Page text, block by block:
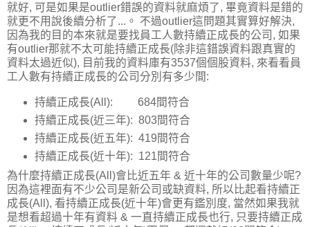
就好, 可是如果是outlier錯誤的資料就麻煩了, 畢竟資料是錯的
就更不用說後續分析了...。 不過outlier這問題其實算好解決,
因為我的目的本來就是要找員工人數持續正成長的公司, 如果
有outlier那就不太可能持續正成長(除非這錯誤資料跟真實的
資料太過近似), 目前我的資料庫有3537個個股資料, 來看看員
工人數有持續正成長的公司分別有多少間:
持續正成長(All): 684間符合
持續正成長(近三年): 803間符合
持續正成長(近五年): 419間符合
持續正成長(近十年): 121間符合
為什麼持續正成長(All)會比近五年 & 近十年的公司數量少呢?
因為這裡面有不少公司是新公司或缺資料, 所以比起看持續正
成長(All), 看持續正成長(近十年)會更有鑑別度, 當然如果我就
是想看超過十年有資料 & 一直持續正成長也行, 只要持續正成